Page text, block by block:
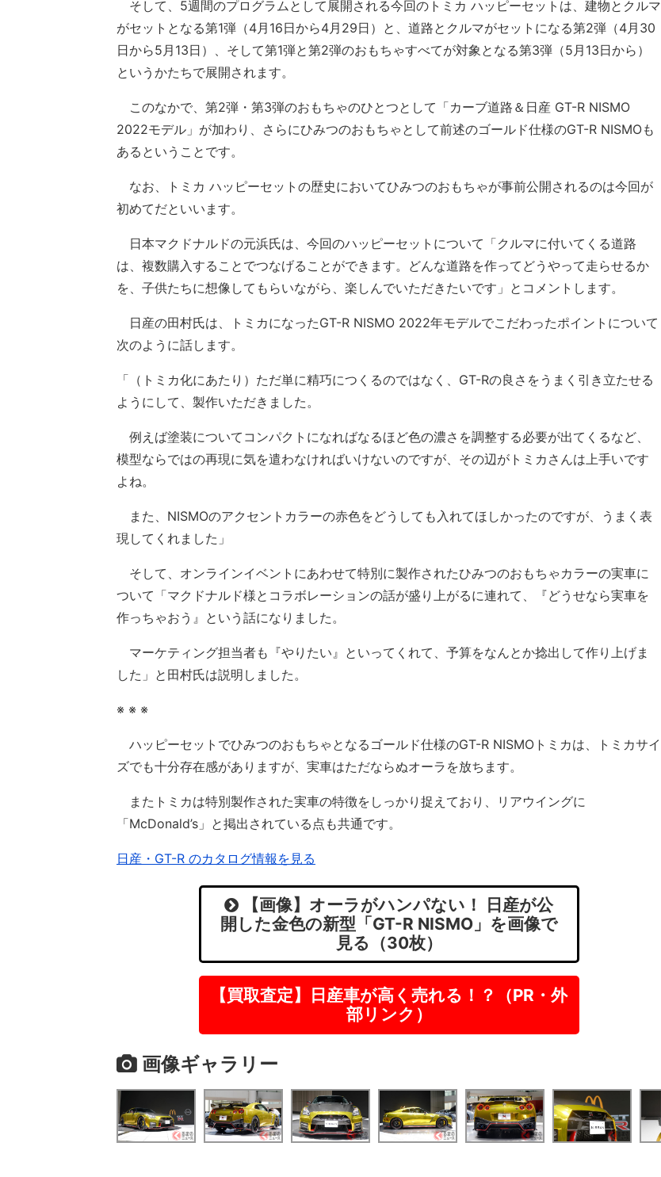
そして、5週間のプログラムとして展開される今回のトミカ ハッピーセットは、建物とクルマ
がセットとなる第1弾（4月16日から4月29日）と、道路とクルマがセットになる第2弾（4月30
日から5月13日）、そして第1弾と第2弾のおもちゃすべてが対象となる第3弾（5月13日から）
というかたちで展開されます。
このなかで、第2弾・第3弾のおもちゃのひとつとして「カーブ道路＆日産 GT-R NISMO
2022モデル」が加わり、さらにひみつのおもちゃとして前述のゴールド仕様のGT-R NISMOも
あるということです。
なお、トミカ ハッピーセットの歴史においてひみつのおもちゃが事前公開されるのは今回が
初めてだといいます。
日本マクドナルドの元浜氏は、今回のハッピーセットについて「クルマに付いてくる道路
は、複数購入することでつなげることができます。どんな道路を作ってどうやって走らせるか
を、子供たちに想像してもらいながら、楽しんでいただきたいです」とコメントします。
日産の田村氏は、トミカになったGT-R NISMO 2022年モデルでこだわったポイントについて
次のように話します。
「（トミカ化にあたり）ただ単に精巧につくるのではなく、GT-Rの良さをうまく引き立たせる
ようにして、製作いただきました。
例えば塗装についてコンパクトになればなるほど色の濃さを調整する必要が出てくるなど、
模型ならではの再現に気を遣わなければいけないのですが、その辺がトミカさんは上手いです
よね。
また、NISMOのアクセントカラーの赤色をどうしても入れてほしかったのですが、うまく表
現してくれました」
そして、オンラインイベントにあわせて特別に製作されたひみつのおもちゃカラーの実車に
ついて「マクドナルド様とコラボレーションの話が盛り上がるに連れて、『どうせなら実車を
作っちゃおう』という話になりました。
マーケティング担当者も『やりたい』といってくれて、予算をなんとか捻出して作り上げま
した」と田村氏は説明しました。
※ ※ ※
ハッピーセットでひみつのおもちゃとなるゴールド仕様のGT-R NISMOトミカは、トミカサイ
ズでも十分存在感がありますが、実車はただならぬオーラを放ちます。
またトミカは特別製作された実車の特徴をしっかり捉えており、リアウイングに
「McDonald’s」と掲出されている点も共通です。
日産・GT-R のカタログ情報を見る
【画像】オーラがハンパない！ 日産が公
開した金色の新型「GT-R NISMO」を画像で
見る（30枚）
【買取査定】日産車が高く売れる！？（PR・外
部リンク）
画像ギャラリー